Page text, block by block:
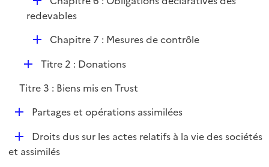
é
i
e
r
redevables
D
p
l
i
e
Chapitre 7 : Mesures de contrôle
D
p
l
e
r
Titre 2 : Donations
Titre 3 : Biens mis en Trust
D
l
Partages et opérations assimilées
D
é
Droits dus sur les actes relatifs à la vie des sociétés
et assimilés